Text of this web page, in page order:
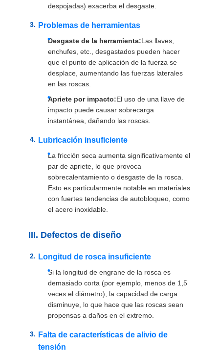
despojadas) exacerba el desgaste.
Problemas de herramientas
Desgaste de la herramienta:Las llaves,
enchufes, etc., desgastados pueden hacer
que el punto de aplicación de la fuerza se
desplace, aumentando las fuerzas laterales
en las roscas.
Apriete por impacto:El uso de una llave de
impacto puede causar sobrecarga
instantánea, dañando las roscas.
Lubricación insuficiente
La fricción seca aumenta significativamente el
par de apriete, lo que provoca
sobrecalentamiento o desgaste de la rosca.
Esto es particularmente notable en materiales
con fuertes tendencias de autobloqueo, como
el acero inoxidable.
III. Defectos de diseño
Longitud de rosca insuficiente
Si la longitud de engrane de la rosca es
demasiado corta (por ejemplo, menos de 1,5
veces el diámetro), la capacidad de carga
disminuye, lo que hace que las roscas sean
propensas a daños en el extremo.
Falta de características de alivio de
tensión